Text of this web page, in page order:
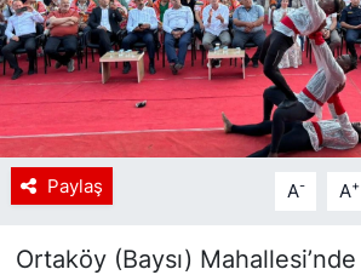
Paylaş A- A+
Ortaköy (Baysı) Mahallesi’nde